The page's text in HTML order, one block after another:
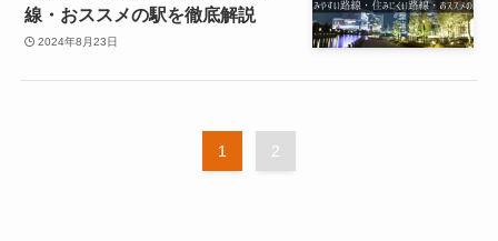
線・おススメの駅を徹底解説
2024年8月23日
1 2